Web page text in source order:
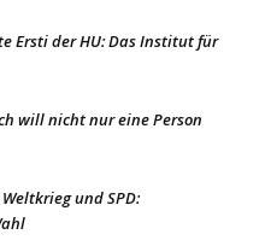
Ersti der HU: Das Institut für
will nicht nur eine Person
und SPD: